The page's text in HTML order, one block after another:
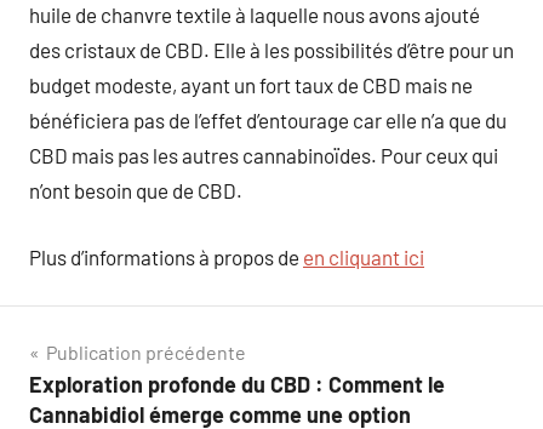
huile de chanvre textile à laquelle nous avons ajouté
des cristaux de CBD. Elle à les possibilités d’être pour un
budget modeste, ayant un fort taux de CBD mais ne
bénéficiera pas de l’effet d’entourage car elle n’a que du
CBD mais pas les autres cannabinoïdes. Pour ceux qui
n’ont besoin que de CBD.
Plus d’informations à propos de en cliquant ici
Navigation
de
Publication précédente
Exploration profonde du CBD : Comment le
Cannabidiol émerge comme une option